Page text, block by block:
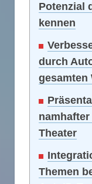
Potenzial
kennen
durch
gesamten
Theater
Themen